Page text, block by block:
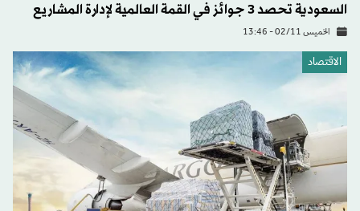
السعودية تحصد 3 جوائز في القمة العالمية لإدارة المشاريع
الخميس 02/11 - 13:46
الاقتصاد